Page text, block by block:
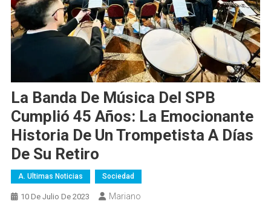
La Banda De Música Del SPB
Cumplió 45 Años: La Emocionante
Historia De Un Trompetista A Días
De Su Retiro
A. Ultimas Noticias Sociedad
10 De Julio De 2023 Mariano